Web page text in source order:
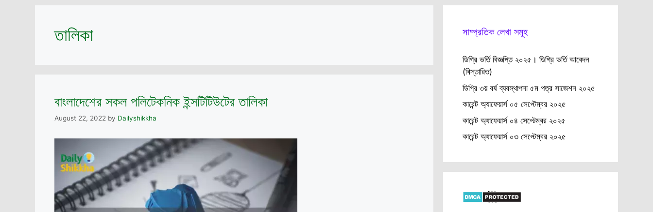
তালিকা
বাংলাদেশের সকল পলিটেকনিক ইন্সটিটিউটের তালিকা
August 22, 2022 by Dailyshikkha
সাম্প্রতিক লেখা সমূহ
ডিগ্রি ভর্তি বিজ্ঞপ্তি ২০২৫। ডিগ্রি ভর্তি আবেদন
(বিস্তারিত)
ডিগ্রি ৩য় বর্ষ ব্যবস্থাপনা ৫ম পত্র সাজেশন ২০২৫
কারেন্ট অ্যাফেয়ার্স ০৫ সেপ্টেম্বর ২০২৫
কারেন্ট অ্যাফেয়ার্স ০৪ সেপ্টেম্বর ২০২৫
কারেন্ট অ্যাফেয়ার্স ০৩ সেপ্টেম্বর ২০২৫